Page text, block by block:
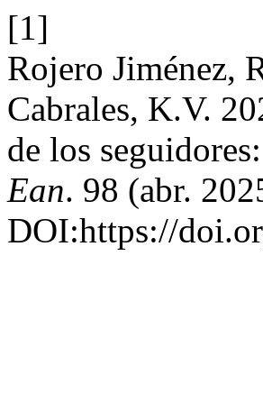
[1]
Rojero Jiménez,
Cabrales, K.V.
de los
Ean. 98 (abr.
DOI:https://